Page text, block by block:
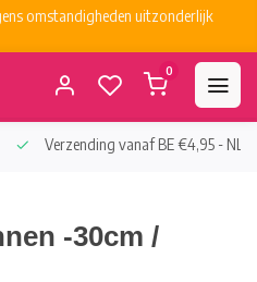
omstandigheden uitzonderlijk
0
Verzending vanaf BE €4,95 - NL
-30cm /